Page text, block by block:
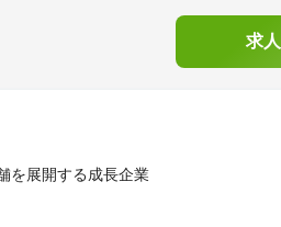
求
を展開する成長企業